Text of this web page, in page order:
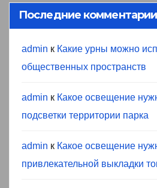
Последние комментарии
admin к Какие урны можно
общественных пространств
admin к Какое освещение
подсветки территории парка
admin к Какое освещение
привлекательной выкладки